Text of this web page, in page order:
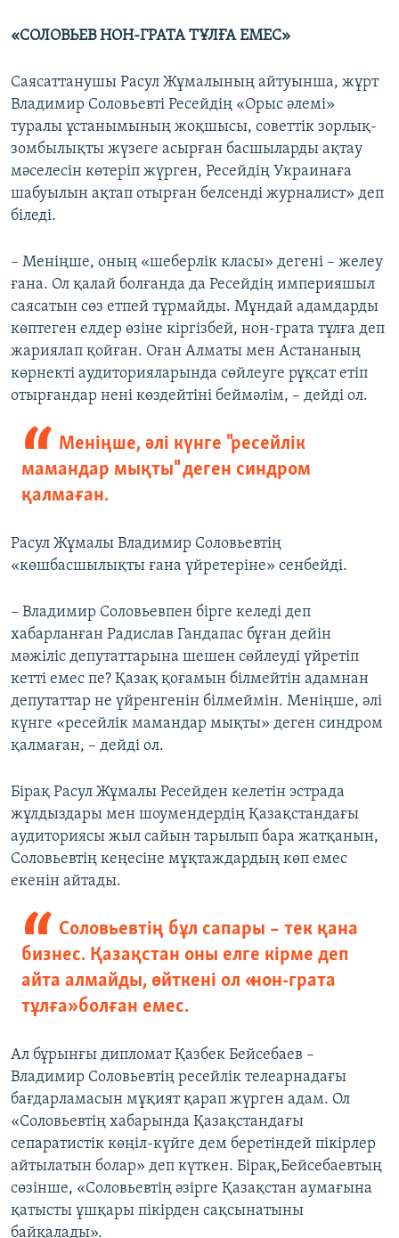
«СОЛОВЬЕВ НОН-ГРАТА ТҰЛҒА ЕМЕС»
Саясаттанушы Расул Жұмалының айтуынша, жұрт
Владимир Соловьевті Ресейдің «Орыс әлемі»
туралы ұстанымының жоқшысы, советтік зорлық-
зомбылықты жүзеге асырған басшыларды ақтау
мәселесін көтеріп жүрген, Ресейдің Украинаға
шабуылын ақтап отырған белсенді журналист» деп
біледі.
– Меніңше, оның «шеберлік класы» дегені – желеу
ғана. Ол қалай болғанда да Ресейдің империяшыл
саясатын сөз етпей тұрмайды. Мұндай адамдарды
көптеген елдер өзіне кіргізбей, нон-грата тұлға деп
жариялап қойған. Оған Алматы мен Астананың
көрнекті аудиторияларында сөйлеуге рұқсат етіп
отырғандар нені көздейтіні беймәлім, – дейді ол.
Меніңше, әлі күнге "ресейлік
мамандар мықты" деген синдром
қалмаған.
Расул Жұмалы Владимир Соловьевтің
«көшбасшылықты ғана үйретеріне» сенбейді.
– Владимир Соловьевпен бірге келеді деп
хабарланған Радислав Гандапас бұған дейін
мәжіліс депутаттарына шешен сөйлеуді үйретіп
кетті емес пе? Қазақ қоғамын білмейтін адамнан
депутаттар не үйренгенін білмеймін. Меніңше, әлі
күнге «ресейлік мамандар мықты» деген синдром
қалмаған, – дейді ол.
Бірақ Расул Жұмалы Ресейден келетін эстрада
жұлдыздары мен шоумендердің Қазақстандағы
аудиториясы жыл сайын тарылып бара жатқанын,
Соловьевтің кеңесіне мұқтаждардың көп емес
екенін айтады.
Соловьевтің бұл сапары – тек қана
бизнес. Қазақстан оны елге кірме деп
айта алмайды, өйткені ол «нон-грата
тұлға» болған емес.
Ал бұрынғы дипломат Қазбек Бейсебаев –
Владимир Соловьевтің ресейлік телеарнадағы
бағдарламасын мұқият қарап жүрген адам. Ол
«Соловьевтің хабарында Қазақстандағы
сепаратистік көңіл-күйге дем беретіндей пікірлер
айтылатын болар» деп күткен. Бірақ,Бейсебаевтың
сөзінше, «Соловьевтің әзірге Қазақстан аумағына
қатысты ұшқары пікірден сақсынатыны
байқалады».